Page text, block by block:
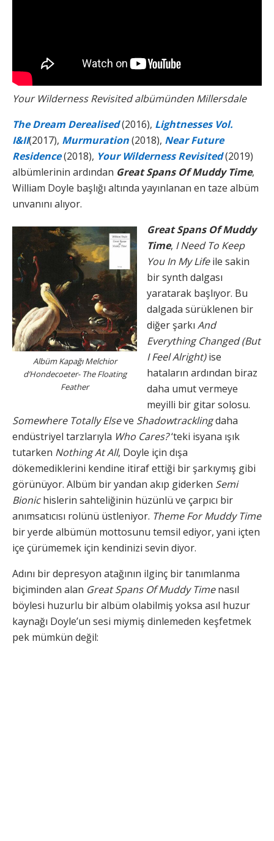
Your Wilderness Revisited albümünden Millersdale
The Dream Derealised(2016), Lightnesses Vol.
I&II(2017), Murmuration(2018), Near Future
Residence(2018), Your Wilderness Revisited(2019)
albümlerinin ardından Great Spans Of Muddy Time,
William Doyle başlığı altında yayınlanan en taze albüm
unvanını alıyor.
Albüm Kapağı Melchior
d’Hondecoeter- The Floating
Feather
Great Spans Of Muddy
Time, I Need To Keep
You In My Lifeile sakin
bir synth dalgası
yaratarak başlıyor. Bu
dalgada sürüklenen bir
diğer şarkı And
Everything Changed (But
I Feel Alright)ise
hataların ardından biraz
daha umut vermeye
meyilli bir gitar solosu.
Somewhere Totally Elseve Shadowtracklingdaha
endüstriyel tarzlarıyla Who Cares?‘teki isyana ışık
tutarken Nothing At All, Doyle için dışa
dökemediklerini kendine itiraf ettiği bir şarkıymış gibi
görünüyor. Albüm bir yandan akıp giderken Semi
Bionichislerin sahteliğinin hüzünlü ve çarpıcı bir
anımsatıcısı rolünü üstleniyor. Theme For Muddy Time
bir yerde albümün mottosunu temsil ediyor, yani içten
içe çürümemek için kendinizi sevin diyor.
Adını bir depresyon atağının ilginç bir tanımlanma
biçiminden alan Great Spans Of Muddy Timenasıl
böylesi huzurlu bir albüm olabilmiş yoksa asıl huzur
kaynağı Doyle’un sesi miymiş dinlemeden keşfetmek
pek mümkün değil: